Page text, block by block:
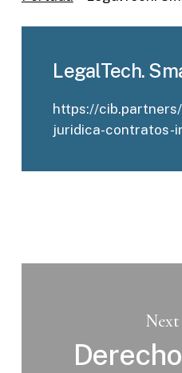
LegalTech.
https://
juridica-contratos-
Next